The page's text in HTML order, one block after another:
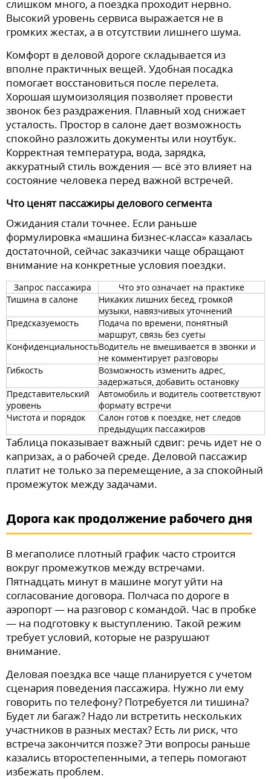
слишком много, а поездка проходит нервно.
Высокий уровень сервиса выражается не в
громких жестах, а в отсутствии лишнего шума.
Комфорт в деловой дороге складывается из
вполне практичных вещей. Удобная посадка
помогает восстановиться после перелета.
Хорошая шумоизоляция позволяет провести
звонок без раздражения. Плавный ход снижает
усталость. Простор в салоне дает возможность
спокойно разложить документы или ноутбук.
Корректная температура, вода, зарядка,
аккуратный стиль вождения — всё это влияет на
состояние человека перед важной встречей.
Что ценят пассажиры делового сегмента
Ожидания стали точнее. Если раньше
формулировка «машина бизнес-класса» казалась
достаточной, сейчас заказчики чаще обращают
внимание на конкретные условия поездки.
Запрос пассажира
Что это означает на практике
Тишина в салоне
Никаких лишних бесед, громкой
музыки, навязчивых уточнений
Предсказуемость
Подача по времени, понятный
маршрут, связь без суеты
КонфиденциальностьВодитель не вмешивается в звонки и
не комментирует разговоры
Гибкость
Возможность изменить адрес,
задержаться, добавить остановку
Представительский
уровень
Автомобиль и водитель соответствуют
формату встречи
Чистота и порядок
Салон готов к поездке, нет следов
предыдущих пассажиров
Таблица показывает важный сдвиг: речь идет не о
капризах, а о рабочей среде. Деловой пассажир
платит не только за перемещение, а за спокойный
промежуток между задачами.
Дорога как продолжение рабочего дня
В мегаполисе плотный график часто строится
вокруг промежутков между встречами.
Пятнадцать минут в машине могут уйти на
согласование договора. Полчаса по дороге в
аэропорт — на разговор с командой. Час в пробке
— на подготовку к выступлению. Такой режим
требует условий, которые не разрушают
внимание.
Деловая поездка все чаще планируется с учетом
сценария поведения пассажира. Нужно ли ему
говорить по телефону? Потребуется ли тишина?
Будет ли багаж? Надо ли встретить нескольких
участников в разных местах? Есть ли риск, что
встреча закончится позже? Эти вопросы раньше
казались второстепенными, а теперь помогают
избежать проблем.